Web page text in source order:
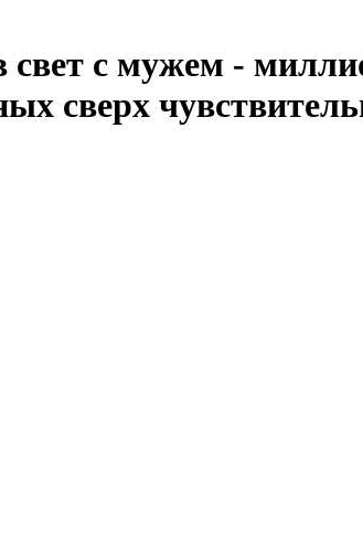
свет с мужем -
сверх